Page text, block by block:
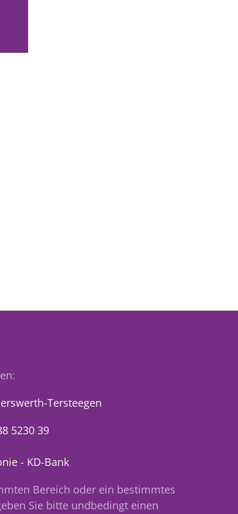
Tersteegen
5230 39
- KD-Bank
Bereich oder ein bestimmtes
Sie bitte undbedingt einen